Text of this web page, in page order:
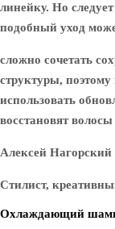
линейку. Но
подобный уход
сложно сочетать
структуры,
использовать
восстановят
Алексей Нагорский
Стилист,
Охлаждающий